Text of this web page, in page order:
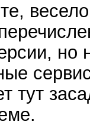
но
тут